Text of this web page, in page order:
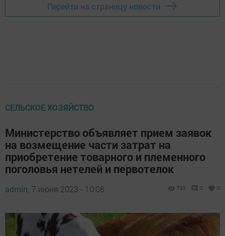
Перейти на страницу новости
СЕЛЬСКОЕ ХОЗЯЙСТВО
Министерство объявляет прием заявок
на возмещение части затрат на
приобретение товарного и племенного
поголовья нетелей и первотелок
admin, 7 июня 2023 - 10:08 733 0 0